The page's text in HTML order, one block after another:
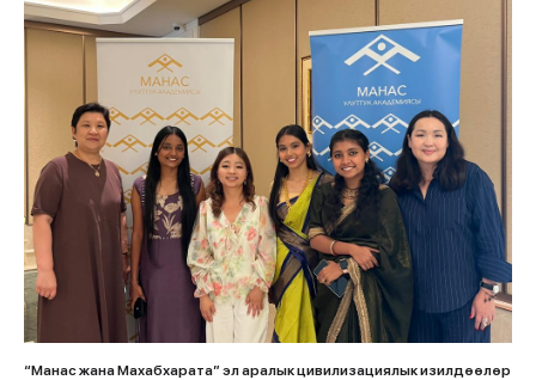
“Манас жана Махабхарата” эл аралык цивилизациялык изилдөөлөр